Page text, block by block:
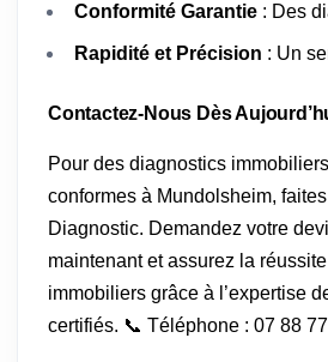
Conformité Garantie : Des
Rapidité et Précision : Un
Contactez-Nous Dès
Pour des diagnostics
conformes à Mundolsheim,
Diagnostic. Demandez votre
maintenant et assurez la
immobiliers grâce à l’expertise
certifiés. 📞 Téléphone : 07 88